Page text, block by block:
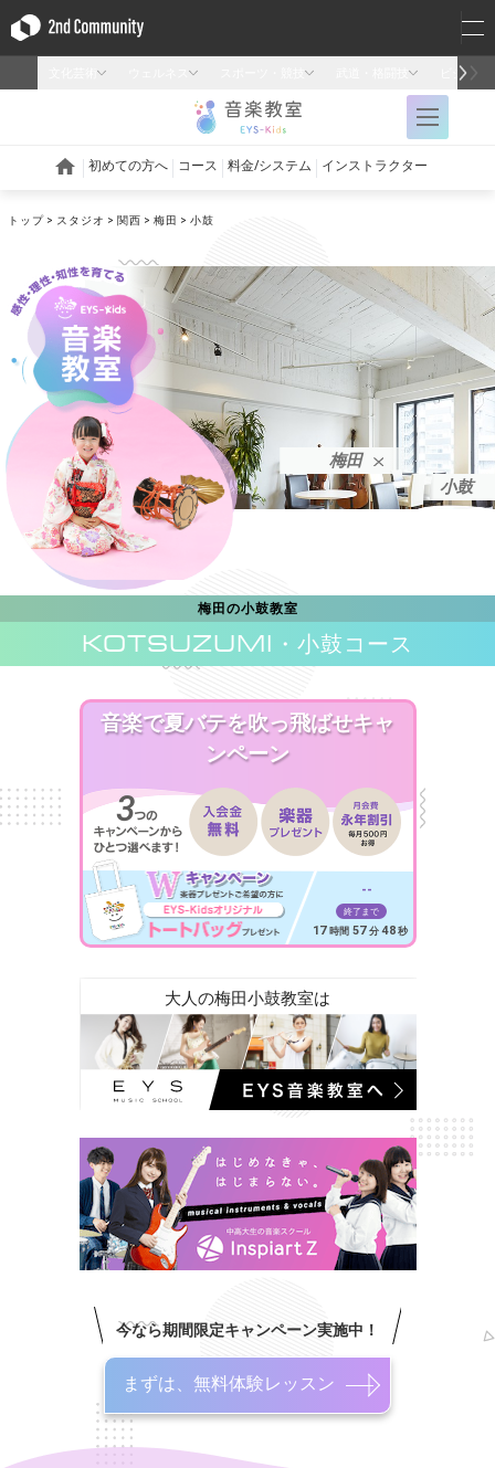
トップ スタジオ 関西 梅田 小鼓
梅田
小鼓
梅田の小鼓教室
KOTSUZUMI ・小鼓コース
音楽で夏バテを吹っ飛ばせキャ
ンペーン
--
終了まで
17 時間 57 分 46 秒
大人の梅田小鼓教室は
今なら期間限定キャンペーン実施中！
まずは、無料体験レッスン